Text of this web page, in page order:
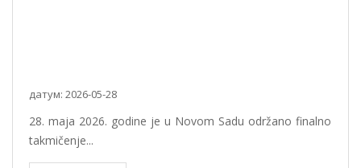
датум: 2026-05-28
28. maja 2026. godine je u Novom Sadu održano finalno
takmičenje...